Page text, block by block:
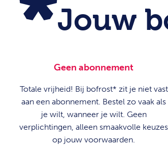
Jouw
Geen abonnement
Totale vrijheid! Bij bofrost* zit je niet vast
aan een abonnement. Bestel zo vaak als
je wilt, wanneer je wilt. Geen
verplichtingen, alleen smaakvolle keuzes
op jouw voorwaarden.